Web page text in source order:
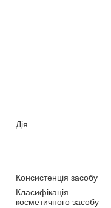
Дія
Консистенція засобу
Класифікація
косметичного засобу